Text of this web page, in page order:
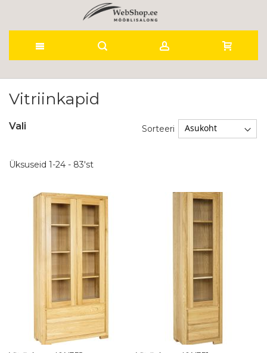
to
Vitriinkapid
Üksuseid 1-24 - 83'st
Sorteeri
Vali